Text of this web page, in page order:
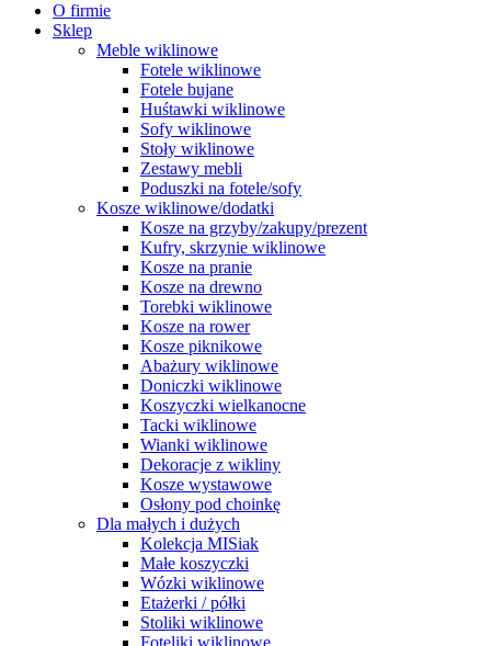
O firmie
Sklep
Meble wiklinowe
Fotele wiklinowe
Fotele bujane
Huśtawki wiklinowe
Sofy wiklinowe
Stoły wiklinowe
Zestawy mebli
Poduszki na fotele/sofy
Kosze wiklinowe/dodatki
Kosze na grzyby/zakupy/prezent
Kufry, skrzynie wiklinowe
Kosze na pranie
Kosze na drewno
Torebki wiklinowe
Kosze na rower
Kosze piknikowe
Abażury wiklinowe
Doniczki wiklinowe
Koszyczki wielkanocne
Tacki wiklinowe
Wianki wiklinowe
Dekoracje z wikliny
Kosze wystawowe
Osłony pod choinkę
Dla małych i dużych
Kolekcja MISiak
Małe koszyczki
Wózki wiklinowe
Etażerki / półki
Stoliki wiklinowe
Foteliki wiklinowe